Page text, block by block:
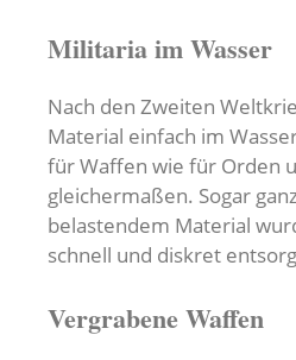
Militaria im Wasser
Nach den Zweiten
Material einfach im
für Waffen wie für Orden
gleichermaßen. Sogar
belastendem Material
schnell und diskret
Vergrabene Waffen